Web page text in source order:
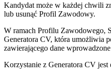
Kandydat może w każdej chwili
lub usunąć Profil Zawodowy.
W ramach Profilu Zawodowego,
Generatora CV, która umożliwia
zawierającego dane
Korzystanie z Generatora CV jest